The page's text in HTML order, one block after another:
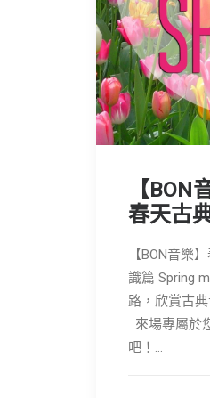
【BON
春天古
【BON音樂
識篇 Spring
路，欣賞古
來場專屬於
吧！…